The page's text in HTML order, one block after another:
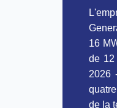
16
de 12
2026
de la